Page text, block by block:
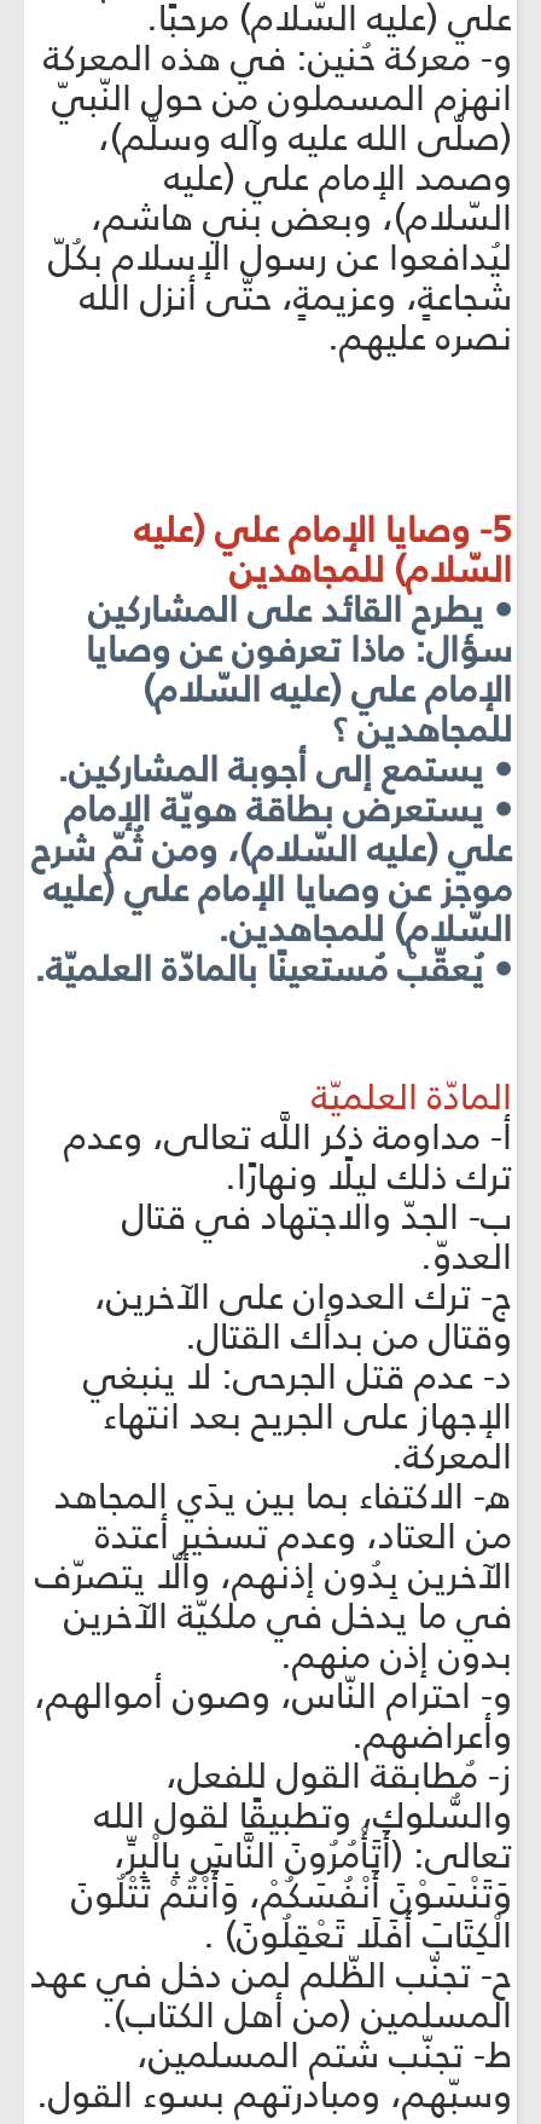
علي (عليه السّلام) مرحبًا.
‌و- معركة حُنين: في هذه المعركة
انهزم المسملون من حول النّبيّ
(صلّى الله عليه وآله وسلّم)،
وصمد الإمام علي (عليه
السّلام)، وبعض بني هاشم،
ليُدافعوا عن رسول الإسلام بكُلّ
شجاعةٍ، وعزيمةٍ، حتّى أنزل الله
نصره عليهم.
5- وصايا الإمام علي (عليه
السّلام) للمجاهدين
• يطرح القائد على المشاركين
سؤال: ماذا تعرفون عن وصايا
الإمام علي (عليه السّلام)
للمجاهدين ؟
• يستمع إلى أجوبة المشاركين.
• يستعرض بطاقة هويّة الإمام
علي (عليه السّلام)، ومن ثُمّ شرح
موجز عن وصايا الإمام علي (عليه
السّلام) للمجاهدين.
• يُعقّبْ مُستعينًا بالمادّة العلميّة.
المادّة العلميّة
‌أ- مداومة ذكر اللَّه تعالى، وعدم
ترك ذلك ليلًا ونهارًا.
‌ب- الجدّ والاجتهاد في قتال
العدوّ.
‌ج- ترك العدوان على الآخرين،
وقتال من بدأك القتال.
‌د- عدم قتل الجرحى: لا ينبغي
الإجهاز على الجريح بعد انتهاء
المعركة.
‌ه- الاكتفاء بما بين يدَي المجاهد
من العتاد، وعدم تسخير أعتدة
الآخرين بِدُون إذنهم، وألّا يتصرّف
في ما يدخل في ملكيّة الآخرين
بدون إذن منهم.
‌و- احترام النّاس، وصون أموالهم،
وأعراضهم.
‌ز- مُطابقة القول للفعل،
والسُّلوك، وتطبيقًا لقول الله
تعالى: (أَتَأْمُرُونَ النَّاسَ بِالْبِرِّ،
وَتَنْسَوْنَ أَنْفُسَكُمْ، وَأَنْتُمْ تَتْلُونَ
الْكِتَابَ أَفَلَا تَعْقِلُونَ) .
‌ح- تجنّب الظّلم لمن دخل في عهد
المسلمين (من أهل الكتاب).
‌ط- تجنّب شتم المسلمين،
وسبّهم، ومبادرتهم بسوء القول.